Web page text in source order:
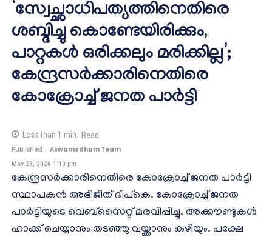
‘സ്വേച്ഛാധിപത്യത്തിനെതിരെ
ശബ്ദിച്ചു കൊണ്ടേയിരിക്കും,
പാറ്റകൾ ഒരിക്കലും മരിക്കില്ല’;
കേന്ദ്രസർക്കാരിനെതിരെ
കോക്രോച്ച് ജനത പാർട്ടി
Less than 1 min. Read
Published : Aswamedham Team
May 23, 2026 1:10 pm
കേന്ദ്രസർക്കാരിനെതിരെ കോക്രോച്ച് ജനത പാർട്ടി
സ്ഥാപകൻ അഭിജിത് ദീപ്കെ. കോക്രോച്ച് ജനത
പാർട്ടിയുടെ വെബ്സൈറ്റ് മരവിപ്പിച്ചു. അക്കൗണ്ടുകൾ
ഹാക്ക് ചെയ്യാനും തടഞ്ഞു വയ്ക്കാനും കഴിയും. പക്ഷേ